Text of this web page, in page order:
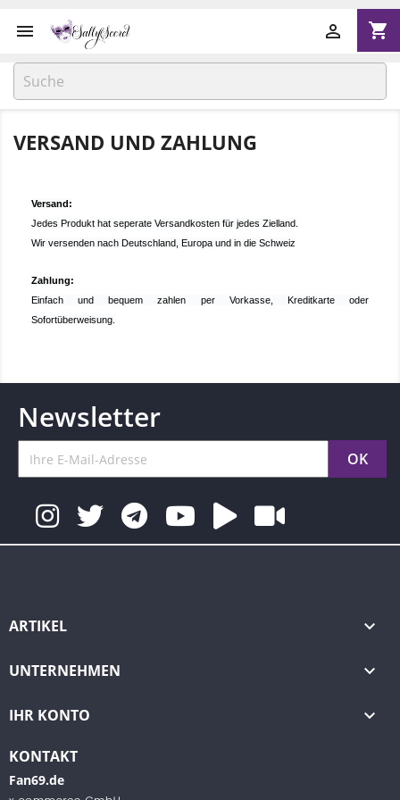
 shopping_cart

VERSAND UND ZAHLUNG
Versand:
Jedes Produkt hat seperate Versandkosten für jedes Zielland.
Wir versenden nach Deutschland, Europa und in die Schweiz
Zahlung:
Einfach und bequem zahlen per Vorkasse, Kreditkarte oder
Sofortüberweisung.
Newsletter
ARTIKEL 
UNTERNEHMEN 
IHR KONTO 
KONTAKT
Fan69.de